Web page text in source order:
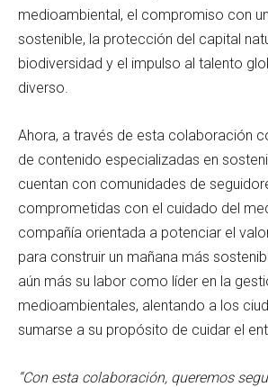
medioambiental, el compromiso con
sostenible, la protección del capital
biodiversidad y el impulso al talento
diverso.
Ahora, a través de esta colaboración
de contenido especializadas en
cuentan con comunidades de
comprometidas con el cuidado del
compañía orientada a potenciar el
para construir un mañana más
aún más su labor como líder en la
medioambientales, alentando a los
sumarse a su propósito de cuidar el
“Con esta colaboración, queremos